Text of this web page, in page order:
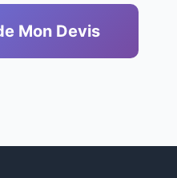
Mon Devis